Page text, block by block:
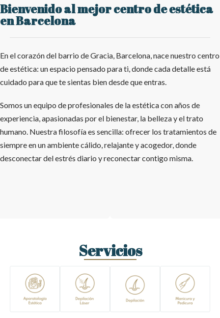
Bienvenido al mejor centro de estética
en Barcelona
En el corazón del barrio de Gracia, Barcelona, nace nuestro centro
de estética: un espacio pensado para ti, donde cada detalle está
cuidado para que te sientas bien desde que entras.
Somos un equipo de profesionales de la estética con años de
experiencia, apasionadas por el bienestar, la belleza y el trato
humano. Nuestra filosofía es sencilla: ofrecer los tratamientos de
siempre en un ambiente cálido, relajante y acogedor, donde
desconectar del estrés diario y reconectar contigo misma.
Servicios